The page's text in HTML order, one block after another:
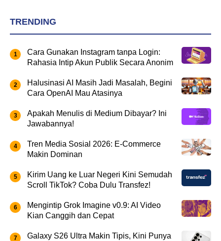
TRENDING
Cara Gunakan Instagram tanpa Login:
Rahasia Intip Akun Publik Secara Anonim
Halusinasi AI Masih Jadi Masalah, Begini
Cara OpenAI Mau Atasinya
Apakah Menulis di Medium Dibayar? Ini
Jawabannya!
Tren Media Sosial 2026: E-Commerce
Makin Dominan
Kirim Uang ke Luar Negeri Kini Semudah
Scroll TikTok? Coba Dulu Transfez!
Mengintip Grok Imagine v0.9: AI Video
Kian Canggih dan Cepat
Galaxy S26 Ultra Makin Tipis, Kini Punya